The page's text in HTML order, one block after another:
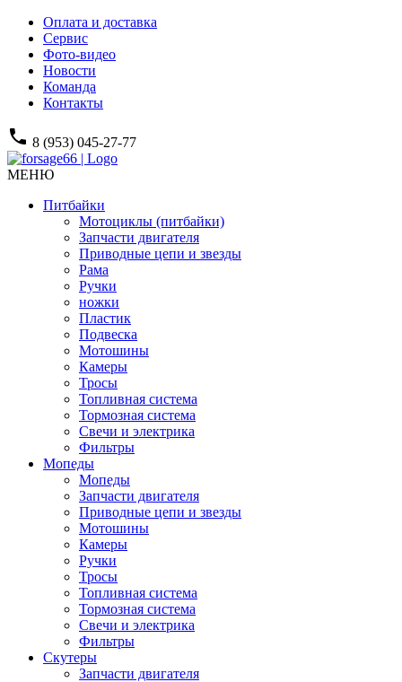
Оплата и доставка
Сервис
Фото-видео
Новости
Команда
Контакты
phone 8 (953) 045-27-77
МЕНЮ
Питбайки
Мотоциклы (питбайки)
Запчасти двигателя
Приводные цепи и звезды
Рама
Ручки
ножки
Пластик
Подвеска
Мотошины
Камеры
Тросы
Топливная система
Тормозная система
Свечи и электрика
Фильтры
Мопеды
Мопеды
Запчасти двигателя
Приводные цепи и звезды
Мотошины
Камеры
Ручки
Тросы
Топливная система
Тормозная система
Свечи и электрика
Фильтры
Cкутеры
Запчасти двигателя